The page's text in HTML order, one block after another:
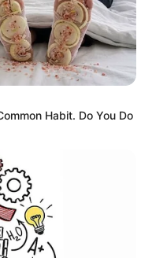
Habit. Do You Do